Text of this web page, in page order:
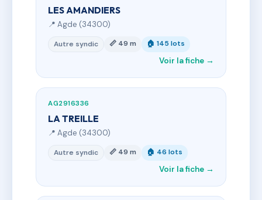
LES AMANDIERS
📍 Agde (34300)
Autre syndic 📏 49 m 🏠 145 lots
Voir la fiche →
AG2916336
LA TREILLE
📍 Agde (34300)
Autre syndic 📏 49 m 🏠 46 lots
Voir la fiche →